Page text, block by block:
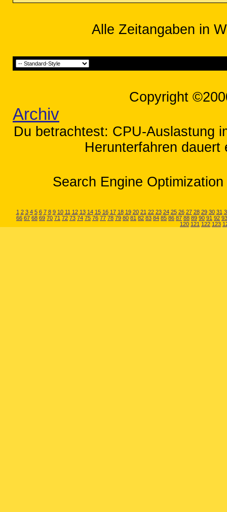
Alle Zeitangaben in
Copyright
Archiv
Du betrachtest: CPU-Auslastung
Herunterfahren dauert
Search Engine
1 2 3 4 5 6 7 8 9 10 11 12 13 14 15 16 17 18 19 20 21 22 23 24 25 26 27 28 29 30 31
66 67 68 69 70 71 72 73 74 75 76 77 78 79 80 81 82 83 84 85 86 87 88 89 90 91 92 93
120 121 122 123